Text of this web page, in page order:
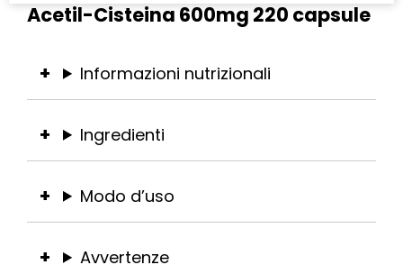
Acetil-Cisteina 600mg 220 capsule
Informazioni nutrizionali
Ingredienti
Modo d’uso
Avvertenze